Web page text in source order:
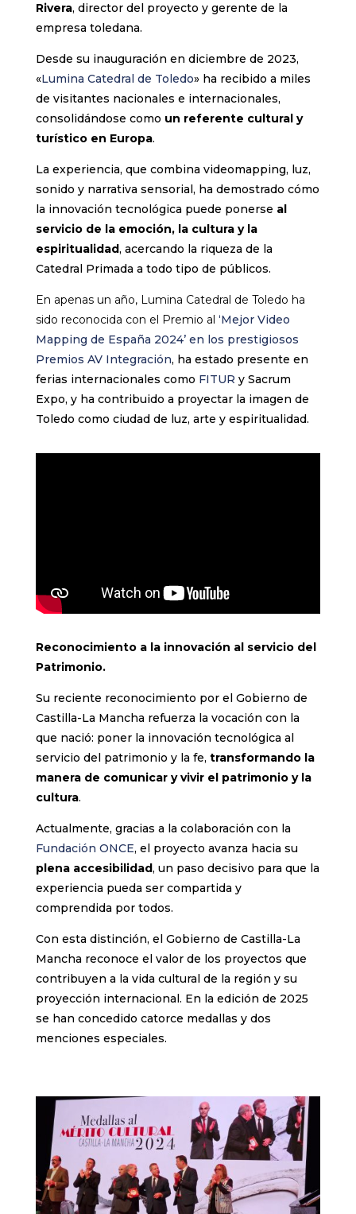
Rivera, director del proyecto y gerente de la
empresa toledana.
Desde su inauguración en diciembre de 2023,
«Lumina Catedral de Toledo» ha recibido a miles
de visitantes nacionales e internacionales,
consolidándose como un referente cultural y
turístico en Europa.
La experiencia, que combina videomapping, luz,
sonido y narrativa sensorial, ha demostrado cómo
la innovación tecnológica puede ponerse al
servicio de la emoción, la cultura y la
espiritualidad, acercando la riqueza de la
Catedral Primada a todo tipo de públicos.
En apenas un año, Lumina Catedral de Toledo ha
sido reconocida con el Premio al ‘Mejor Video
Mapping de España 2024’ en los prestigiosos
Premios AV Integración, ha estado presente en
ferias internacionales como FITUR y Sacrum
Expo, y ha contribuido a proyectar la imagen de
Toledo como ciudad de luz, arte y espiritualidad.
Reconocimiento a la innovación al servicio del
Patrimonio.
Su reciente reconocimiento por el Gobierno de
Castilla-La Mancha refuerza la vocación con la
que nació: poner la innovación tecnológica al
servicio del patrimonio y la fe, transformando la
manera de comunicar y vivir el patrimonio y la
cultura.
Actualmente, gracias a la colaboración con la
Fundación ONCE, el proyecto avanza hacia su
plena accesibilidad, un paso decisivo para que la
experiencia pueda ser compartida y
comprendida por todos.
Con esta distinción, el Gobierno de Castilla-La
Mancha reconoce el valor de los proyectos que
contribuyen a la vida cultural de la región y su
proyección internacional. En la edición de 2025
se han concedido catorce medallas y dos
menciones especiales.